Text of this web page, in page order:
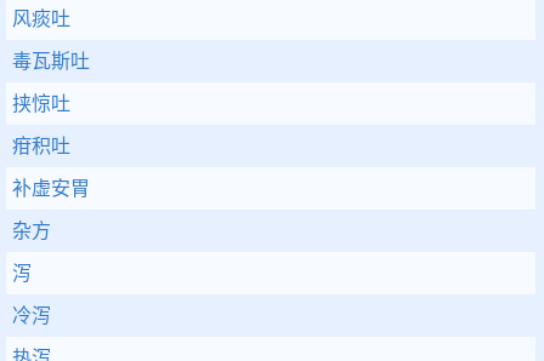
风痰吐
毒瓦斯吐
挟惊吐
疳积吐
补虚安胃
杂方
泻
冷泻